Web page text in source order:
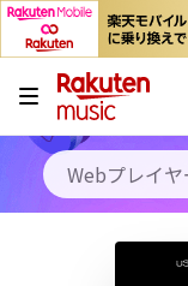
キャンペーン
料金プラン
使い方